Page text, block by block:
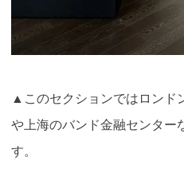
▲このセクションではロンド
や上海のバンド金融センター
す。